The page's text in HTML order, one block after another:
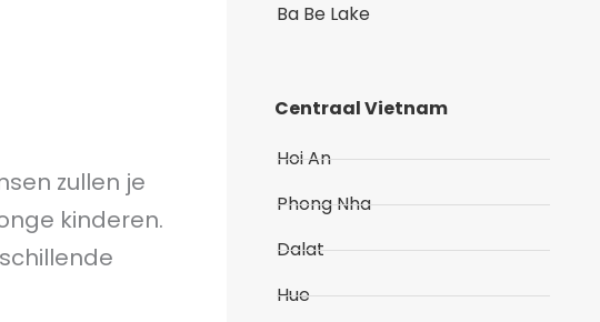
zullen je
kinderen.
Ba Be Lake
Centraal Vietnam
Hoi An
Phong Nha
Dalat
Hue